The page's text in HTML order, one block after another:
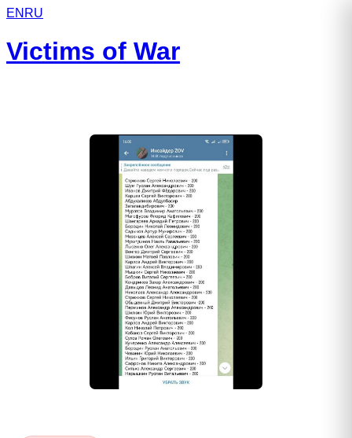
EN RU
Victims of War